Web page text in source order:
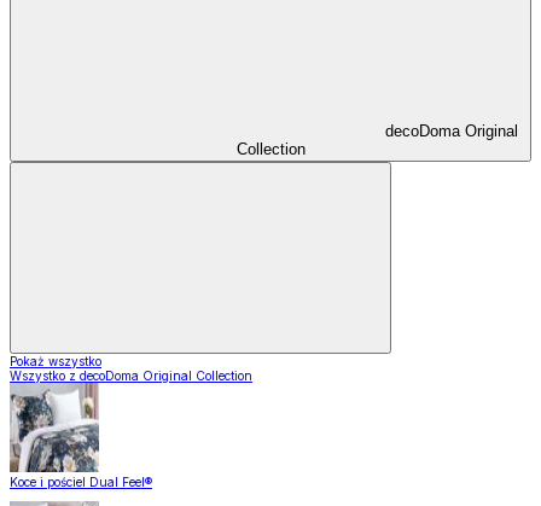
decoDoma Original
Collection
Pokaż wszystko
Wszystko z decoDoma Original Collection
Koce i pościel Dual Feel®